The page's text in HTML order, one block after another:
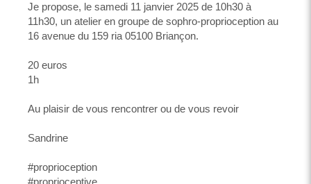
Je propose, le samedi 11 janvier 2025 de 10h30 à
11h30, un atelier en groupe de sophro-proprioception au
16 avenue du 159 ria 05100 Briançon.
20 euros
1h
Au plaisir de vous rencontrer ou de vous revoir
Sandrine
#proprioception
#proprioceptive